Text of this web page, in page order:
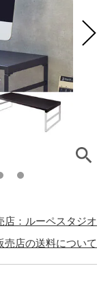
店：ルーペスタジオ
売店の送料について